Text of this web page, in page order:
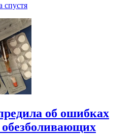
спустя
об ошибках